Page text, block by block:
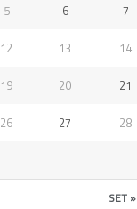
5 6 7
12 13 14
19 20 21
26 27 28
SET »